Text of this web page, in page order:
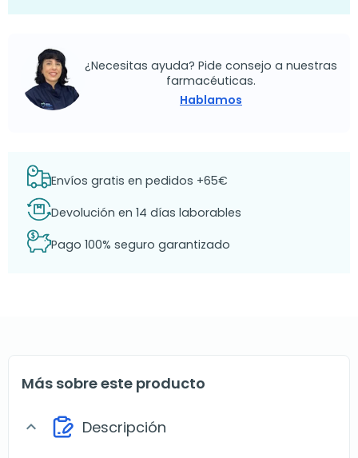
¿Necesitas ayuda? Pide consejo a nuestras
farmacéuticas.
Hablamos
Envíos gratis en pedidos +65€
Devolución en 14 días laborables
Pago 100% seguro garantizado
Más sobre este producto
expand_more Descripción